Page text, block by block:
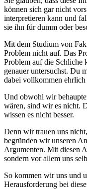
können sich gar nicht
interpretieren kann und
sie ihn für dumm oder
Mit dem Studium von
Problem nicht auf. Das
Problem auf die Schliche
genauer untersuchst. Du
dabei vollkommen ehrlich
Und obwohl wir
wären, sind wir es nicht.
wissen es nicht besser.
Denn wir trauen uns
begründen wir unseren
Argumenten. Mit diesen
sondern vor allem uns
So kommen wir uns und
Herausforderung bei